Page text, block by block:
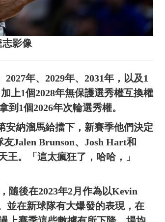
影像
年、2029年、2031年，以及1
上1個2028年無保護選秀權互換權
到1個2026年次輪選秀權。
安納溜馬給擋下，新賽季他們決定
Jalen Brunson、Josh Hart和
王。「這太瘋狂了，哈哈，」
隨後在2023年2月作為以Kevin
並在新球隊有大爆發的表現，在